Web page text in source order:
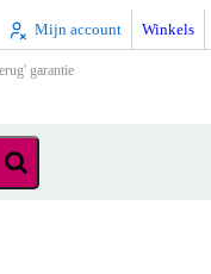
Mijn account Winkels
garantie